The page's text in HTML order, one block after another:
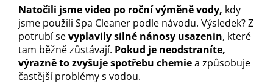
Natočili jsme video po roční výměně vody, kdy
jsme použili Spa Cleaner podle návodu. Výsledek? Z
potrubí sevyplavily silné nánosy usazenin, které
tam běžně zůstávají. Pokud je neodstraníte,
výrazně to zvyšuje spotřebu chemiea způsobuje
častější problémy s vodou.